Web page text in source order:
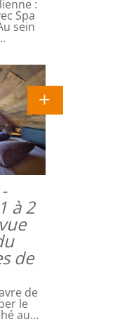
:
Spa
sein
à 2
de
de
le
au…